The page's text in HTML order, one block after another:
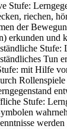
Stufe:
riechen,
der
erkunden und
Stufe:
Tun
mit Hilfe
Stufe: